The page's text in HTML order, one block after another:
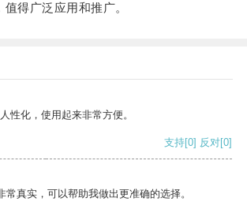
得广泛应用和推广。
性化，使用起来非常方便。
支持[0] 反对[0]
常真实，可以帮助我做出更准确的选择。